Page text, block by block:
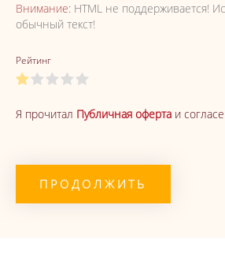
Внимание: HTML не поддерживается!
обычный текст!
Рейтинг
Я прочитал Публичная оферта и
ПРОДОЛЖИТЬ